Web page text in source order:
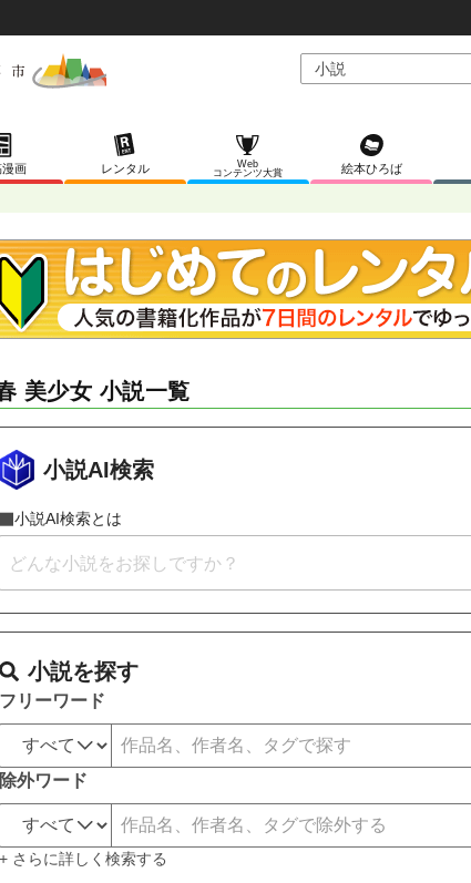
画 レンタル
Web
コンテンツ大賞
絵本ひろば
美少女 小説一覧
小説AI検索
小説AI検索とは
小説を探す
フリーワード
除外ワード
+ さらに詳しく検索する